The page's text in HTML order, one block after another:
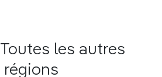
les autres
régions